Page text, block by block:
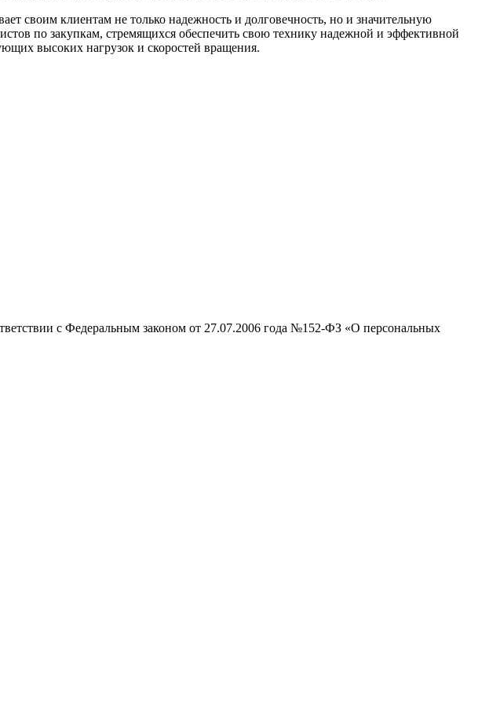
своим клиентам не только надежность и долговечность, но и значительную
по закупкам, стремящихся обеспечить свою технику надежной и эффективной
высоких нагрузок и скоростей вращения.
с Федеральным законом от 27.07.2006 года №152-ФЗ «О персональных